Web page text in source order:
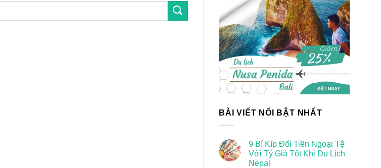
BÀI VIẾT NỔI BẬT NHẤT
9 Bí Kíp Đổi Tiền Ngoại Tệ
Với Tỷ Giá Tốt Khi Du Lịch
Nepal